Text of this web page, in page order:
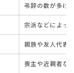
弔辞の数が多け
宗派などによっ
親族や友人代表
喪主や近親者な